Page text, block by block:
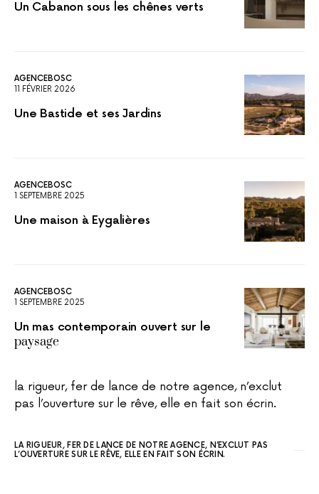
Un Cabanon sous les chênes verts
AGENCEBOSC
11 FÉVRIER 2026
Une Bastide et ses Jardins
AGENCEBOSC
1 SEPTEMBRE 2025
Une maison à Eygalières
AGENCEBOSC
1 SEPTEMBRE 2025
Un mas contemporain ouvert sur le
paysage
la rigueur, fer de lance de notre agence, n’exclut
pas l’ouverture sur le rêve, elle en fait son écrin.
LA RIGUEUR, FER DE LANCE DE NOTRE AGENCE, N’EXCLUT PAS
L’OUVERTURE SUR LE RÊVE, ELLE EN FAIT SON ÉCRIN.